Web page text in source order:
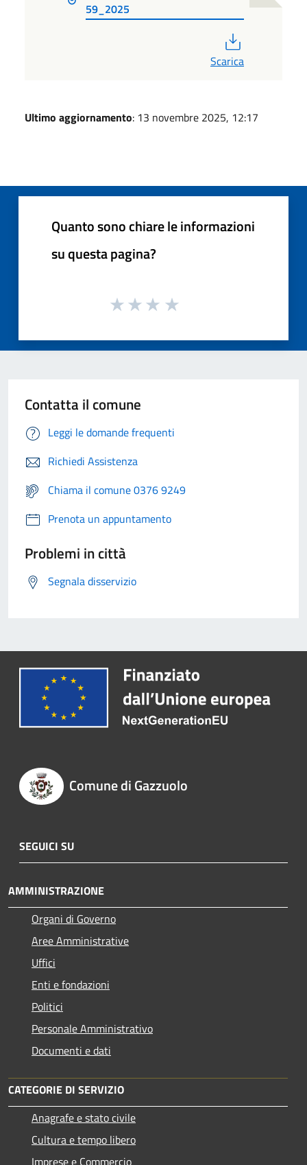
59_2025
Scarica
Ultimo aggiornamento: 13 novembre 2025, 12:17
Quanto sono chiare le informazioni
su questa pagina?
Contatta il comune
Leggi le domande frequenti
Richiedi Assistenza
Chiama il comune 0376 9249
Prenota un appuntamento
Problemi in città
Segnala disservizio
Comune di Gazzuolo
SEGUICI SU
AMMINISTRAZIONE
Organi di Governo
Aree Amministrative
Uffici
Enti e fondazioni
Politici
Personale Amministrativo
Documenti e dati
CATEGORIE DI SERVIZIO
Anagrafe e stato civile
Cultura e tempo libero
Imprese e Commercio